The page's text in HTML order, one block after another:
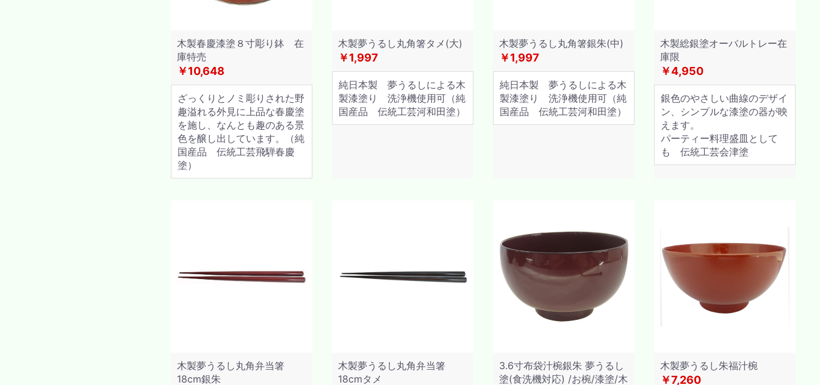
木製春慶漆塗８寸彫り鉢 在
庫特売
￥10,648
ざっくりとノミ彫りされた野
趣溢れる外見に上品な春慶塗
を施し、なんとも趣のある景
色を醸し出しています。（純
国産品 伝統工芸飛騨春慶
塗）
木製夢うるし丸角箸タメ(大)
￥1,997
純日本製 夢うるしによる木
製漆塗り 洗浄機使用可（純
国産品 伝統工芸河和田塗）
木製夢うるし丸角箸銀朱(中)
￥1,997
純日本製 夢うるしによる木
製漆塗り 洗浄機使用可（純
国産品 伝統工芸河和田塗）
木製総銀塗オーバルトレー在
庫限
￥4,950
銀色のやさしい曲線のデザイ
ン、シンプルな漆塗の器が映
えます。
パーティー料理盛皿として
も 伝統工芸会津塗
木製夢うるし丸角弁当箸
18cm銀朱
木製夢うるし丸角弁当箸
18cmタメ
3.6寸布袋汁椀銀朱 夢うるし
塗(食洗機対応) /お椀/漆塗/木
木製夢うるし朱福汁椀
￥7,260